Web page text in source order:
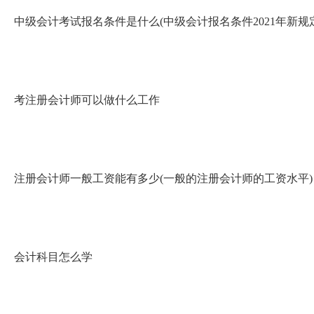
中级会计考试报名条件是什么(中级会计报名条件2021年新规
考注册会计师可以做什么工作
注册会计师一般工资能有多少(一般的注册会计师的工资水平)
会计科目怎么学